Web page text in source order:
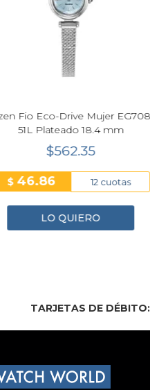
Drive Mujer EG7081-
Plateado 18.4 mm
$562.35
12 cuotas
LO QUIERO
TARJETAS DE DÉBITO: